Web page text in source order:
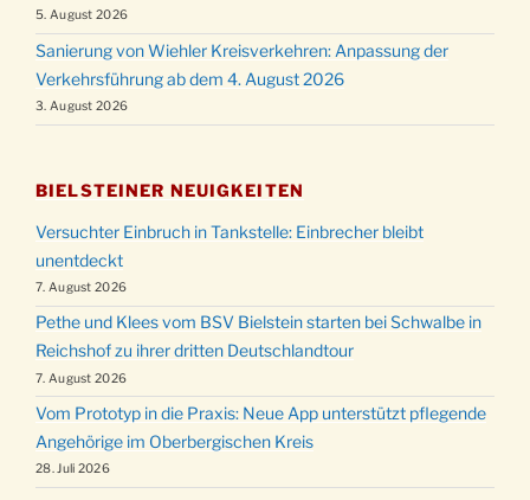
5. August 2026
Sanierung von Wiehler Kreisverkehren: Anpassung der
Verkehrsführung ab dem 4. August 2026
3. August 2026
BIELSTEINER NEUIGKEITEN
Versuchter Einbruch in Tankstelle: Einbrecher bleibt
unentdeckt
7. August 2026
Pethe und Klees vom BSV Bielstein starten bei Schwalbe in
Reichshof zu ihrer dritten Deutschlandtour
7. August 2026
Vom Prototyp in die Praxis: Neue App unterstützt pflegende
Angehörige im Oberbergischen Kreis
28. Juli 2026